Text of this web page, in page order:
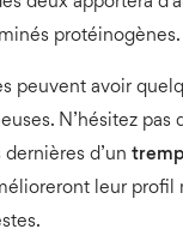
protéinogènes.
peuvent avoir
N’hésitez pas
d’un
leur profil